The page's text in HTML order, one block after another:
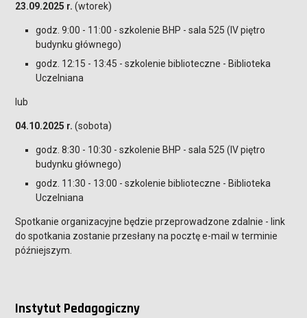
23.09.2025 r. (wtorek)
godz. 9:00 - 11:00 - szkolenie BHP - sala 525 (IV piętro
budynku głównego)
godz. 12:15 - 13:45 - szkolenie biblioteczne - Biblioteka
Uczelniana
lub
04.10.2025 r. (sobota)
godz. 8:30 - 10:30 - szkolenie BHP - sala 525 (IV piętro
budynku głównego)
godz. 11:30 - 13:00 - szkolenie biblioteczne - Biblioteka
Uczelniana
Spotkanie organizacyjne będzie przeprowadzone zdalnie - link
do spotkania zostanie przesłany na pocztę e-mail w terminie
późniejszym.
Instytut Pedagogiczny